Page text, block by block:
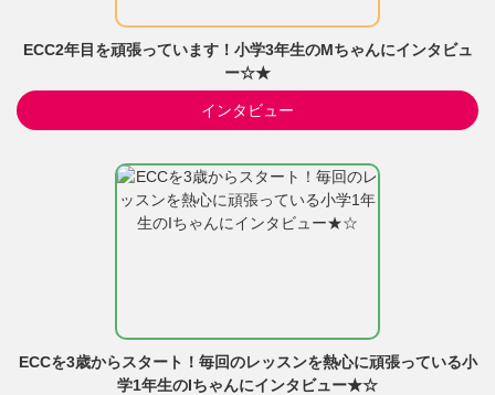
ECC2年目を頑張っています！小学3年生のMちゃんにインタビュ
ー☆★
インタビュー
ECCを3歳からスタート！毎回のレッスンを熱心に頑張っている小
学1年生のIちゃんにインタビュー★☆